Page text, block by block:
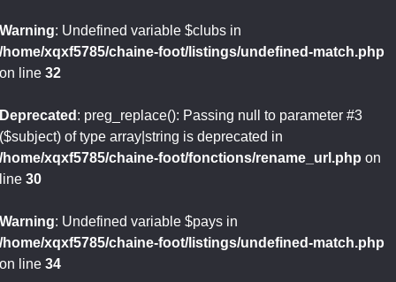
Warning: Undefined variable $clubs in
/home/xqxf5785/chaine-foot/listings/undefined-match.php
on line 32
Deprecated : preg_replace(): Passing null to parameter #3
($subject) of type array|string is deprecated in
/home/xqxf5785/chaine-foot/fonctions/rename_url.php on
line 30
Warning: Undefined variable $pays in
/home/xqxf5785/chaine-foot/listings/undefined-match.php
on line 34